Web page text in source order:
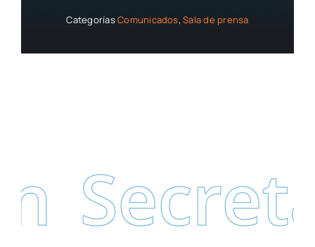
CategoríasComunicados,Sala de prensa